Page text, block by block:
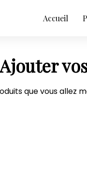
Accueil
Ajouter
que vous allez